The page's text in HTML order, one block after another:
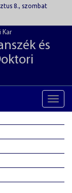
8., szombat
Kar
és